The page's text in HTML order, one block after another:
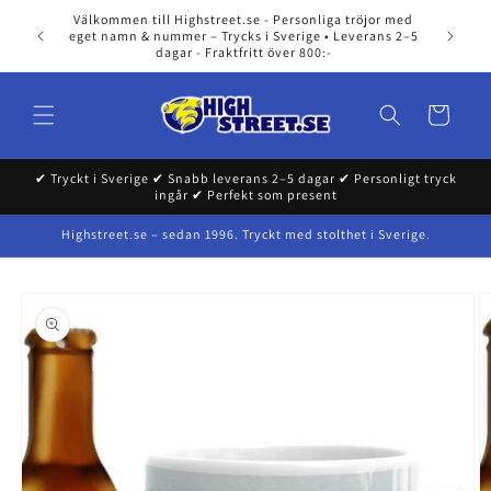
Skip to
content
Välkommen till Highstreet.se - Personliga tröjor med
eget namn & nummer – Trycks i Sverige • Leverans 2–5
dagar - Fraktfritt över 800:-
Cart
✔ Tryckt i Sverige ✔ Snabb leverans 2–5 dagar ✔ Personligt tryck
ingår ✔ Perfekt som present
Highstreet.se – sedan 1996. Tryckt med stolthet i Sverige.
product
information